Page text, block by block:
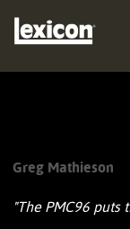
אנשי מקצוע
מקרי בוחן
Greg Mathieson
"The PMC96 puts